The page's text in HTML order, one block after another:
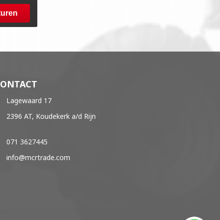
Lagewaard 17
2396 AT, Koudekerk a/d Rijn
071 3627445
info@mcrtrade.com